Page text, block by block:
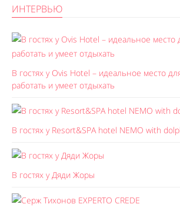
ИНТЕРВЬЮ
В гостях у Ovis Hotel – идеальное место
работать и умеет отдыхать
В гостях у Resort&SPA hotel NEMO with
В гостях у Дяди Жоры